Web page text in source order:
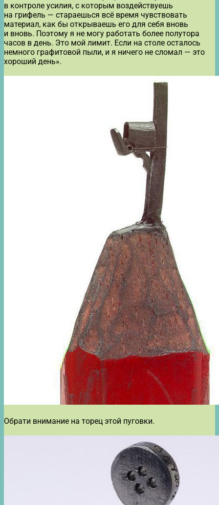
в контроле усилия, с которым воздействуешь
на грифель — стараешься всё время чувствовать
материал, как бы открываешь его для себя вновь
и вновь. Поэтому я не могу работать более полутора
часов в день. Это мой лимит. Если на столе осталось
немного графитовой пыли, и я ничего не сломал — это
хороший день».
Обрати внимание на торец этой пуговки.